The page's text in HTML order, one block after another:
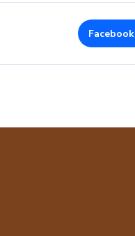
Facebook